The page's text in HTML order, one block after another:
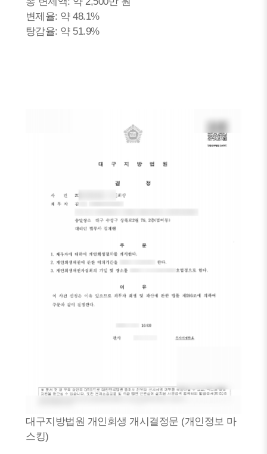
변제율: 약 48.1%
탕감율: 약 51.9%
대구지방법원 개인회생 개시결정문 (개인정보 마
스킹)